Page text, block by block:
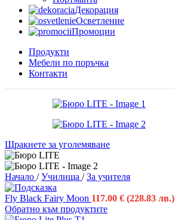
Декорация
Осветление
Промоции
Продукти
Мебели по поръчка
Контакти
Щракнете за уголемяване
Начало / Училища / За учителя
Fly Black Fairy Moon 117.00 € (228.83 лв.)
Обратно към продуктите